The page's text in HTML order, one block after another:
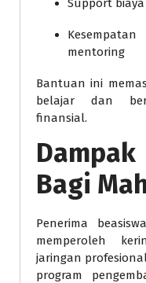
Support
mentoring
Bantuan ini
belajar dan
finansial.
Bagi
Penerima
memperoleh
jaringan
program